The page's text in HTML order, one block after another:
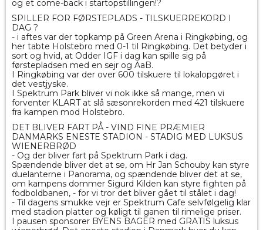
og et come-back i startopstillingen!?
SPILLER FOR FØRSTEPLADS - TILSKUERREKORD I
DAG ?
- i aftes var der topkamp på Green Arena i Ringkøbing, og
her tabte Holstebro med 0-1 til Ringkøbing. Det betyder i
sort og hvid, at Odder IGF i dag kan spille sig på
førstepladsen med en sejr og AaB.
I Ringkøbing var der over 600 tilskuere til lokalopgøret i
det vestjyske.
I Spektrum Park bliver vi nok ikke så mange, men vi
forventer KLART at slå sæsonrekorden med 421 tilskuere
fra kampen mod Holstebro.
DET BLIVER FART PÅ - VIND FINE PRÆMIER
DANMARKS ENESTE STADION - STADIG MED LUKSUS
WIENERBRØD
- Og der bliver fart på Spektrum Park i dag.
Spændende bliver det at se, om Hr Jan Schouby kan styre
duelanterne i Panorama, og spændende bliver det at se,
om kampens dommer Sigurd Kilden kan styre fighten på
fodboldbanen, - for vi tror det bliver gået til stålet i dag!
- Til dagens smukke vejr er Spektrum Cafe selvfølgelig klar
med stadion platter og køligt til ganen til rimelige priser.
I pausen sponsorer BYENS BAGER med GRATIS luksus